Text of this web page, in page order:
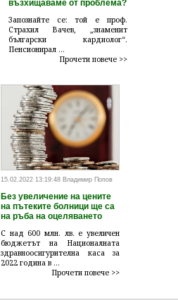
възхищаваме от проблема?
Запознайте се: той е проф.
Страхил Вачев, „знаменит
български кардиолог“.
Пенсионирал ...
Прочети повече >>
15.02.2022 13:19:48 Владимир Попов
Без увеличение на цените
на пътеките болници ще са
на ръба на оцеляването
С над 600 млн. лв. е увеличен
бюджетът на Националната
здравноосигурителна каса за
2022 година в ...
Прочети повече >>